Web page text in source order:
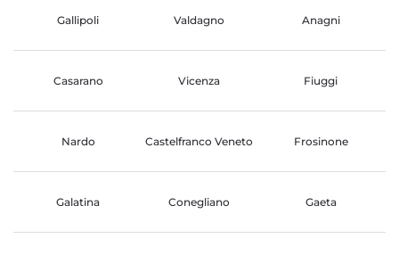
Gallipoli Valdagno Anagni
Casarano Vicenza Fiuggi
Nardo Castelfranco Veneto Frosinone
Galatina Conegliano Gaeta